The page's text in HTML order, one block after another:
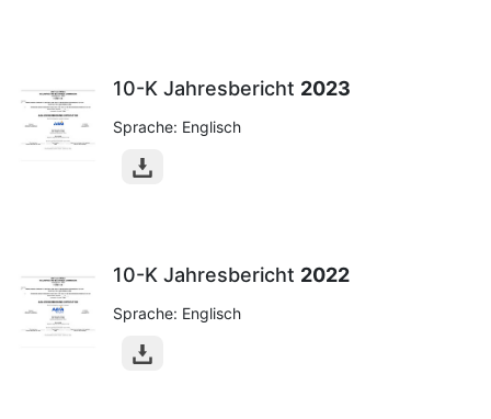
10-K Jahresbericht 2023
Sprache: Englisch
10-K Jahresbericht 2022
Sprache: Englisch